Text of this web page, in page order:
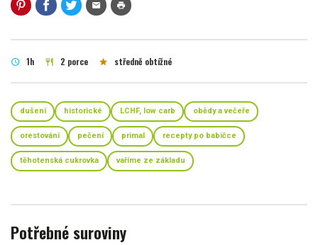
mail print
schedule 1h restaurant 2 porce star středně obtížné
dušení historické LCHF, low carb obědy a večeře
orestování pečení primal recepty po babičce
těhotenská cukrovka vaříme ze základu
Potřebné suroviny